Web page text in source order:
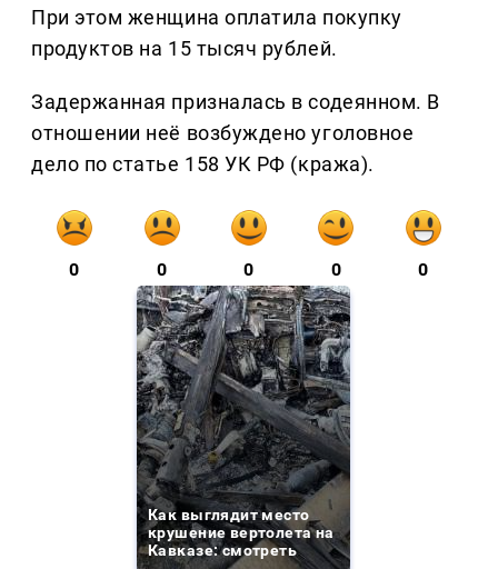
При этом женщина оплатила покупку
продуктов на 15 тысяч рублей.
Задержанная призналась в содеянном. В
отношении неё возбуждено уголовное
дело по статье 158 УК РФ (кража).
0 0 0 0 0
Как выглядит место
крушение вертолета на
Кавказе: смотреть